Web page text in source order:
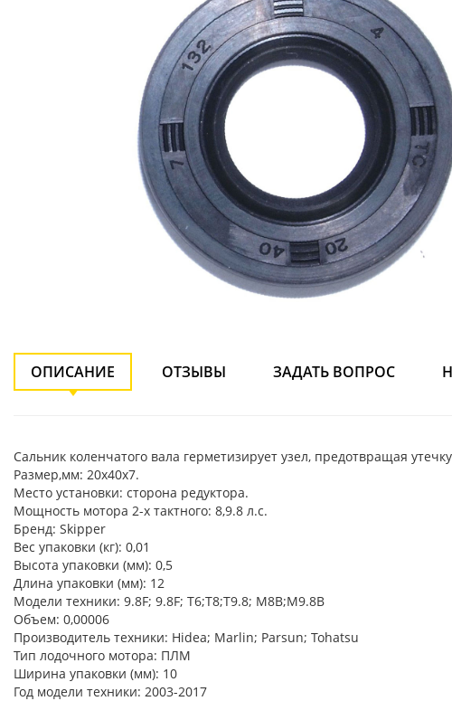
ОПИСАНИЕ ОТЗЫВЫ ЗАДАТЬ ВОПРОС
Cальник коленчатого вала герметизирует узел, предотвращая
Размер,мм: 20х40х7.
Место установки: сторона редуктора.
Мощность мотора 2-х тактного: 8,9.8 л.с.
Бренд: Skipper
Вес упаковки (кг): 0,01
Высота упаковки (мм): 0,5
Длина упаковки (мм): 12
Модели техники: 9.8F; 9.8F; T6;T8;T9.8; M8B;M9.8B
Объем: 0,00006
Производитель техники: Hidea; Marlin; Parsun; Tohatsu
Тип лодочного мотора: ПЛМ
Ширина упаковки (мм): 10
Год модели техники: 2003-2017